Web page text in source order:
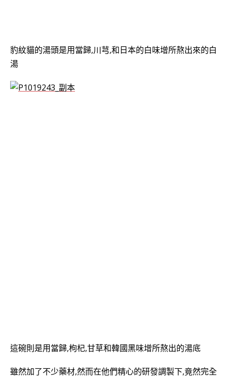
豹紋貓的湯頭是用當歸,川芎,和日本的白味增所熬出來的白
湯
這碗則是用當歸,枸杞,甘草和韓國黑味增所熬出的湯底
雖然加了不少藥材,然而在他們精心的研發調製下,竟然完全